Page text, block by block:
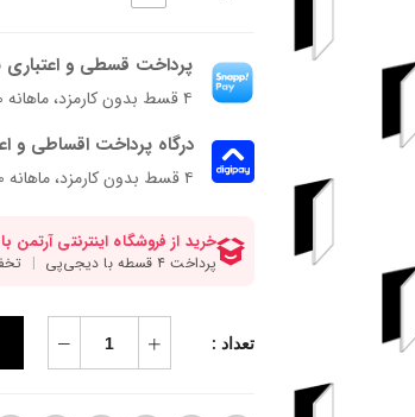
پرداخت قسطی و اعتباری
۴ قسط بدون کارمزد، ماهانه ۲۴۷٬۵۰۰ تومان
درگاه پرداخت اقساطی و
۴ قسط بدون کارمزد، ماهانه 247,500 تومان
تعداد :